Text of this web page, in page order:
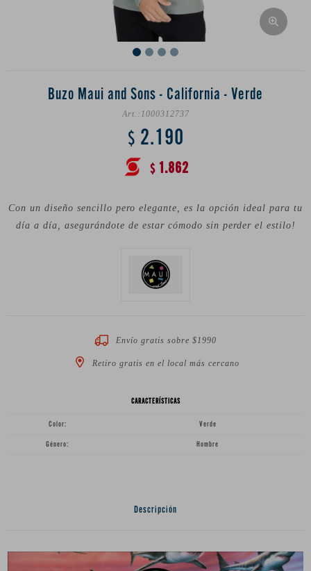
Buzo Maui and Sons - California - Verde
1000312737
$ 2.190
$ 1.862
Con un diseño sencillo pero elegante, es la opción ideal para tu
día a día, asegurándote de estar cómodo sin perder el estilo!
Envío gratis sobre $1990
Retiro gratis en el local más cercano
CARACTERÍSTICAS
Color Verde
Género Hombre
Descripción